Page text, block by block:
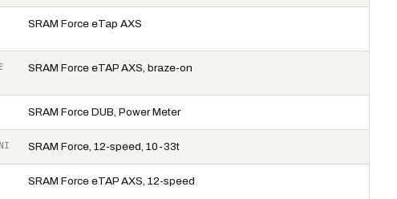
SRAM Force eTap AXS
SRAM Force eTAP AXS, braze-on
SRAM Force DUB, Power Meter
SRAM Force, 12-speed, 10-33t
SRAM Force eTAP AXS, 12-speed